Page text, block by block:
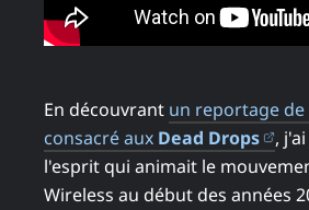
En découvrant un reportage de
consacré aux Dead Drops
,
l'esprit qui animait le
Wireless au début des années